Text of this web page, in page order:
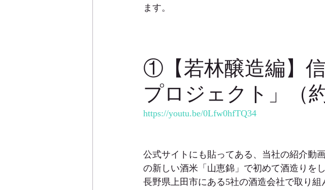
ます。
①【若林醸造編】
プロジェクト」（約
https://youtu.be/0Lfw0hfTQ34
公式サイトにも貼ってある、当社の紹介動
の新しい酒米「山恵錦」で初めて酒造りを
長野県上田市にある5社の酒造会社で取り組